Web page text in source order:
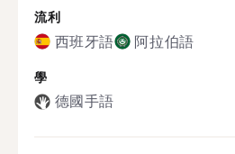
流利
西班牙語 阿拉伯語
學
德國手語